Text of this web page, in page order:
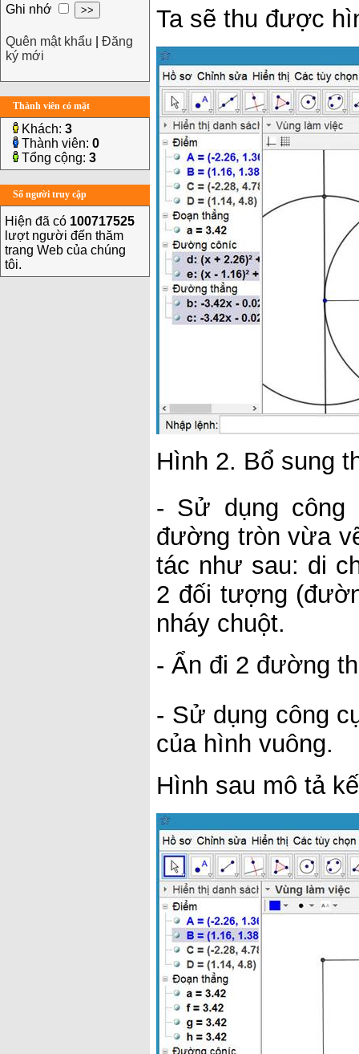
Ghi nhớ
Quên mật khẩu
Đăng
ký mới
Thành viên có mặt
Khách: 3
Thành viên: 0
Tổng cộng: 3
Số người truy cập
Hiện đã có 100717525
lượt người đến thăm
trang Web của chúng
tôi.
Ta sẽ thu được
Hình 2. Bổ sung
- Sử dụng
đường tròn vừa
tác như sau: di
2 đối tượng
nháy chuột.
- Ẩn đi 2 đường
- Sử dụng công
của hình vuông.
Hình sau mô tả